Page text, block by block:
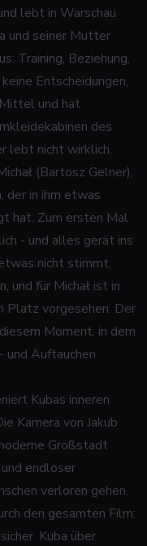
lebt in Warschau
und seiner Mutter
Training, Beziehung,
Entscheidungen,
und hat
des
lebt nicht wirklich.
(Bartosz Gelner),
der in ihm etwas
hat. Zum ersten Mal
- und alles gerät ins
nicht stimmt,
und für Michał ist in
Platz vorgesehen. Der
Moment, in dem
und Auftauchen
Kubas inneren
Kamera von Jakub
Großstadt
endloser
verloren gehen.
den gesamten Film:
Kuba über